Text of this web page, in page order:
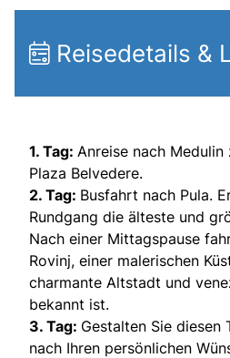
Reisedetails &
1. Tag: Anreise nach
Plaza Belvedere.
2. Tag: Busfahrt nach Pula.
Rundgang die älteste und
Nach einer Mittagspause
Rovinj, einer malerischen
charmante Altstadt und
bekannt ist.
3. Tag: Gestalten Sie diesen
nach Ihren persönlichen